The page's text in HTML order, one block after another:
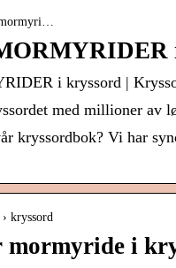
mormyri…
i kryssord |
med millioner av
kryssordbok? Vi har
kryssord
mormyride i